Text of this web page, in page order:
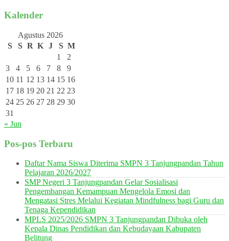
Kalender
Agustus 2026
S
S R K J S M
1
2
3
4 5 6 7 8
9
10 11 12 13 14 15 16
17 18 19 20 21 22 23
24 25 26 27 28 29 30
31
« Jun
Pos-pos Terbaru
Daftar Nama Siswa Diterima SMPN 3 Tanjungpandan Tahun
Pelajaran 2026/2027
SMP Negeri 3 Tanjungpandan Gelar Sosialisasi
Pengembangan Kemampuan Mengelola Emosi dan
Mengatasi Stres Melalui Kegiatan Mindfulness bagi Guru dan
Tenaga Kependidikan
MPLS 2025/2026 SMPN 3 Tanjungpandan Dibuka oleh
Kepala Dinas Pendidikan dan Kebudayaan Kabupaten
Belitung